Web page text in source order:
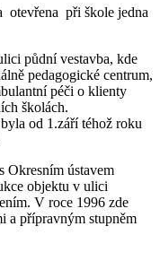
otevřena při škole jedna
půdní vestavba, kde
pedagogické centrum,
péči o klienty
školách.
od 1.září téhož roku
Okresním ústavem
objektu v ulici
V roce 1996 zde
a přípravným stupněm